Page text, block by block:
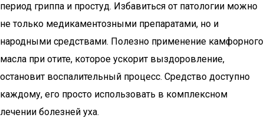
период гриппа и простуд. Избавиться от патологии можно
не только медикаментозными препаратами, но и
народными средствами. Полезно применение камфорного
масла при отите, которое ускорит выздоровление,
остановит воспалительный процесс. Средство доступно
каждому, его просто использовать в комплексном
лечении болезней уха.